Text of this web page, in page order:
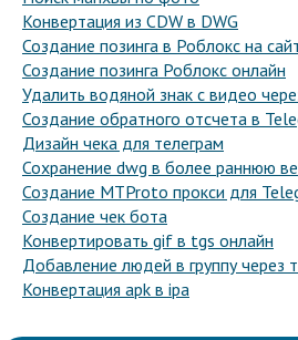
Конвертация из CDW в DWG
Создание позинга в Роблокс на
Создание позинга Роблокс онлайн
Удалить водяной знак с видео
Создание обратного отсчета в
Дизайн чека для телеграм
Сохранение dwg в более раннюю
Создание MTProto прокси для
Создание чек бота
Конвертировать gif в tgs онлайн
Добавление людей в группу через
Конвертация apk в ipa